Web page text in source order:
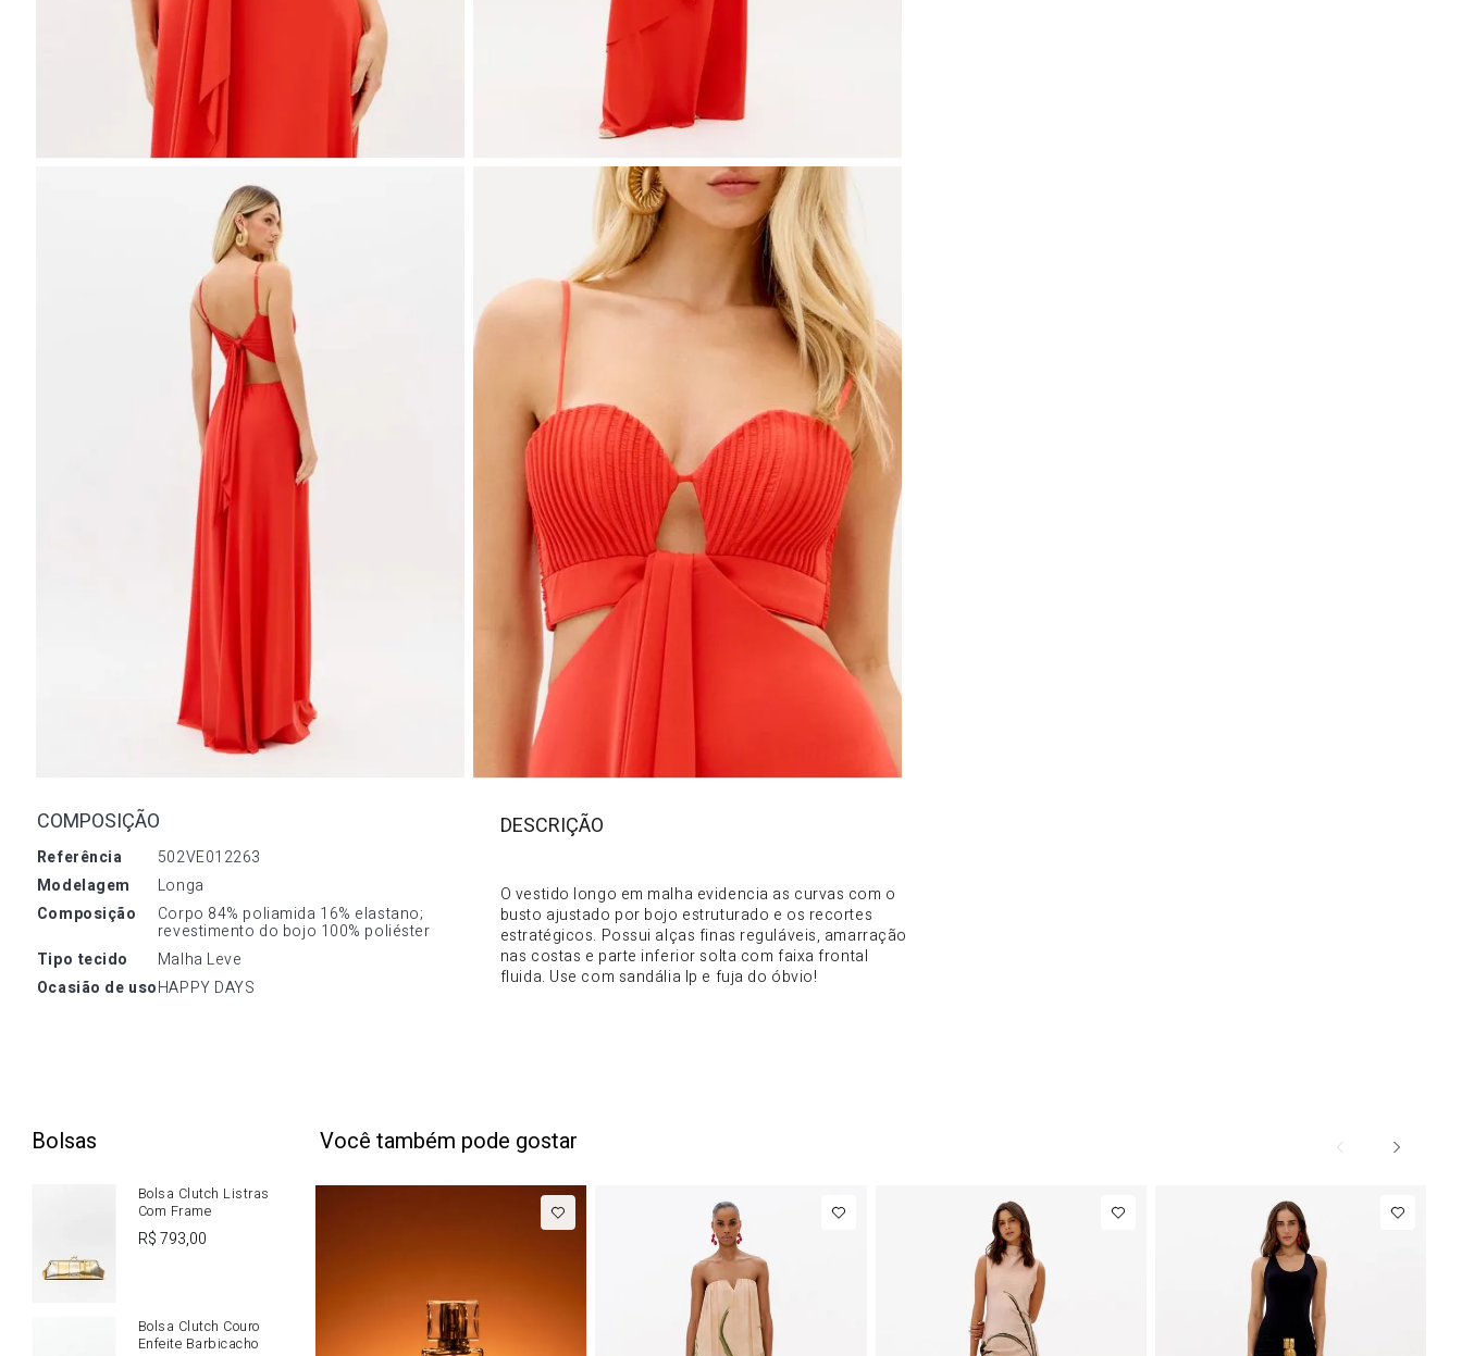
COMPOSIÇÃO
referência
502VE012263
modelagem
Longa
composição
Corpo 84% poliamida 16% elastano;
revestimento do bojo 100% poliéster
tipo tecido
Malha Leve
ocasião de usoHAPPY DAYS
O vestido longo em malha evidencia as curvas com o
busto ajustado por bojo estruturado e os recortes
estratégicos. Possui alças finas reguláveis, amarração
nas costas e parte inferior solta com faixa frontal
fluida. Use com sandália lp e fuja do óbvio!
Bolsas
Bolsa Clutch Listras
Com Frame
R$793,00
Bolsa Clutch Couro
Enfeite Barbicacho
Você também pode gostar